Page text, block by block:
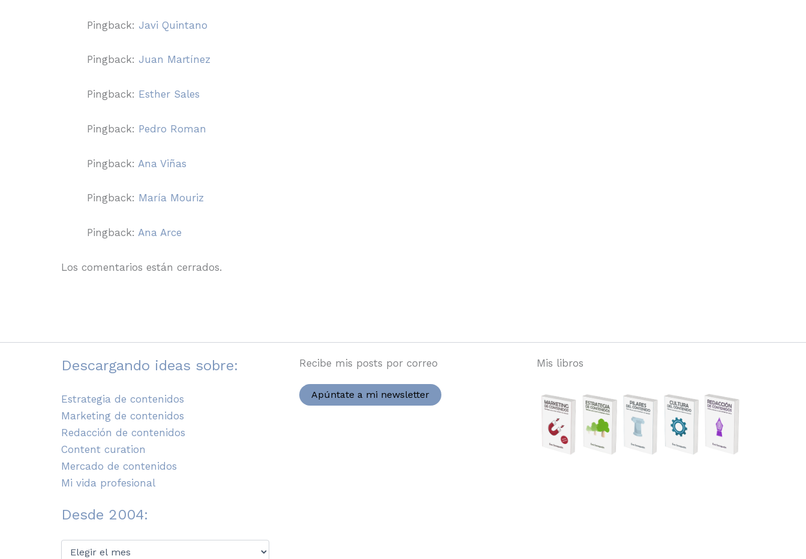
Pingback: Javi Quintano
Pingback: Juan Martínez
Pingback: Esther Sales
Pingback: Pedro Roman
Pingback: Ana Viñas
Pingback: María Mouriz
Pingback: Ana Arce
Los comentarios están cerrados.
Descargando ideas sobre:
Estrategia de contenidos
Marketing de contenidos
Redacción de contenidos
Content curation
Mercado de contenidos
Mi vida profesional
Desde 2004:
Recibe mis posts por correo
Apúntate a mi newsletter
Mis libros